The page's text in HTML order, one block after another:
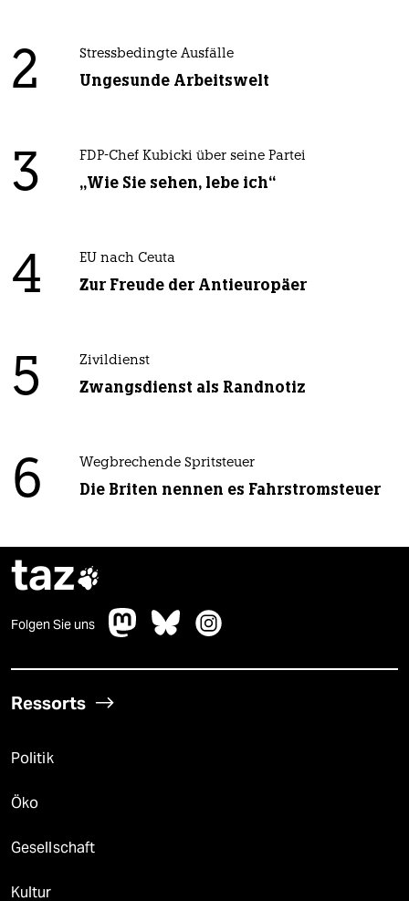
2 Stressbedingte Ausfälle
Ungesunde Arbeitswelt
3 FDP-Chef Kubicki über seine Partei
„Wie Sie sehen, lebe ich“
4 EU nach Ceuta
Zur Freude der Antieuropäer
5 Zivildienst
Zwangsdienst als Randnotiz
6 Wegbrechende Spritsteuer
Die Briten nennen es Fahrstromsteuer
taz
Folgen Sie uns
Ressorts
Politik
Öko
Gesellschaft
Kultur